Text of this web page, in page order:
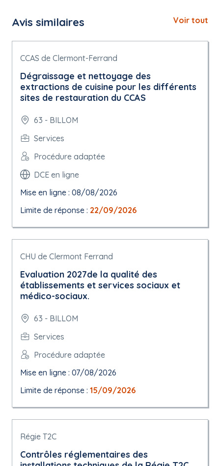
Avis similaires Voir tout
CCAS de Clermont-Ferrand
Dégraissage et nettoyage des
extractions de cuisine pour les différents
sites de restauration du CCAS
63 - BILLOM
Services
Procédure adaptée
DCE en ligne
Mise en ligne : 08/08/2026
Limite de réponse : 22/09/2026
CHU de Clermont Ferrand
Evaluation 2027de la qualité des
établissements et services sociaux et
médico-sociaux.
63 - BILLOM
Services
Procédure adaptée
Mise en ligne : 07/08/2026
Limite de réponse : 15/09/2026
Régie T2C
Contrôles réglementaires des